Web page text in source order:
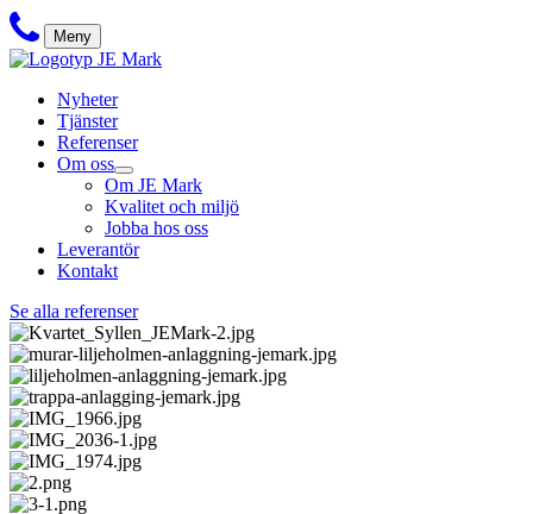
Meny
Nyheter
Tjänster
Referenser
Om oss
Om JE Mark
Kvalitet och miljö
Jobba hos oss
Leverantör
Kontakt
Se alla referenser